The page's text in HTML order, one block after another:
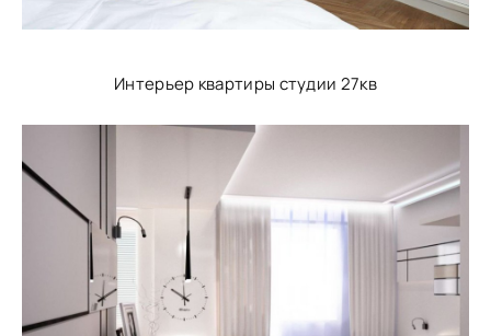
Интерьер квартиры студии 27кв